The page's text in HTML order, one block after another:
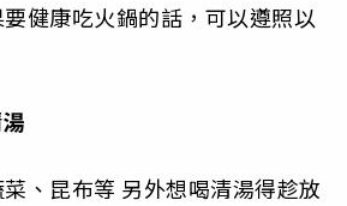
健康吃火鍋的話，可以遵照以
、昆布等 另外想喝清湯得趁放